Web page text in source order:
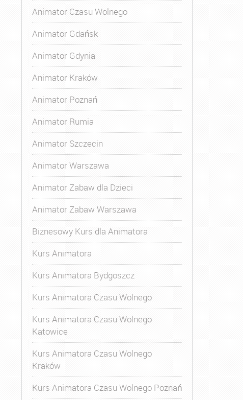
Animator Czasu Wolnego
Animator Gdańsk
Animator Gdynia
Animator Kraków
Animator Poznań
Animator Rumia
Animator Szczecin
Animator Warszawa
Animator Zabaw dla Dzieci
Animator Zabaw Warszawa
Biznesowy Kurs dla Animatora
Kurs Animatora
Kurs Animatora Bydgoszcz
Kurs Animatora Czasu Wolnego
Kurs Animatora Czasu Wolnego
Katowice
Kurs Animatora Czasu Wolnego
Kraków
Kurs Animatora Czasu Wolnego Poznań